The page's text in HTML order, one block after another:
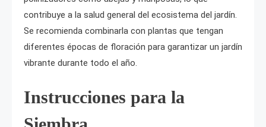
contribuye a la salud general del ecosistema del jardín.
Se recomienda combinarla con plantas que tengan
diferentes épocas de floración para garantizar un jardín
vibrante durante todo el año.
Instrucciones para la